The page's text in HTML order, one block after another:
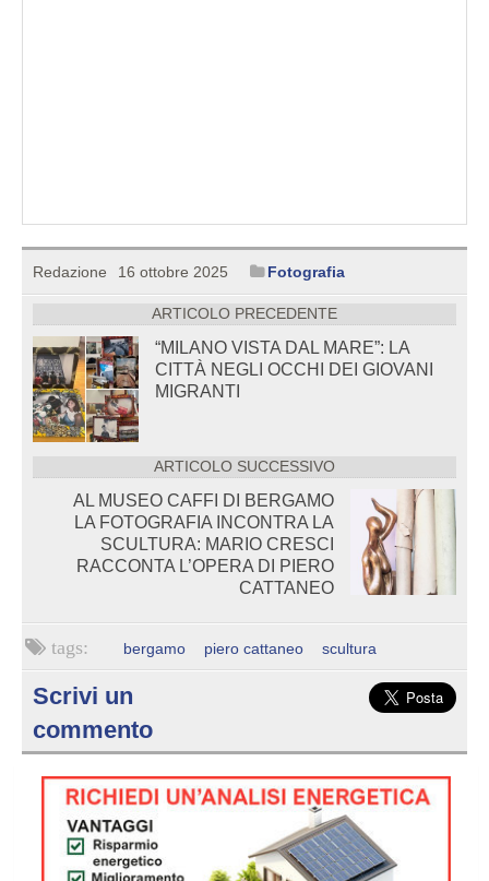
Redazione 16 ottobre 2025 Fotografia
ARTICOLO PRECEDENTE
“MILANO VISTA DAL MARE”: LA
CITTÀ NEGLI OCCHI DEI GIOVANI
MIGRANTI
ARTICOLO SUCCESSIVO
AL MUSEO CAFFI DI BERGAMO
LA FOTOGRAFIA INCONTRA LA
SCULTURA: MARIO CRESCI
RACCONTA L’OPERA DI PIERO
CATTANEO
bergamo piero cattaneo scultura
Scrivi un
commento